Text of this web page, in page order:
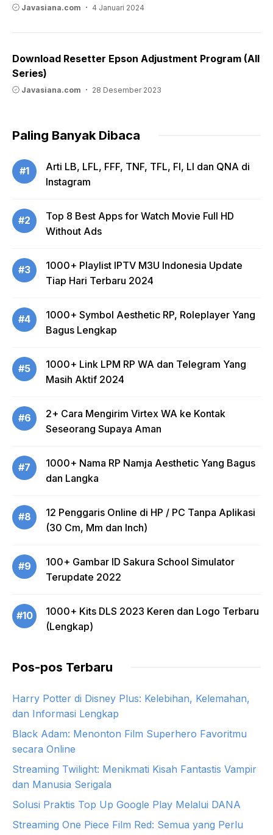
Javasiana.com 4 Januari 2024
Download Resetter Epson Adjustment Program (All
Series)
Javasiana.com 28 Desember 2023
Paling Banyak Dibaca
#1
Arti LB, LFL, FFF, TNF, TFL, FI, LI dan QNA di
Instagram
#2
Top 8 Best Apps for Watch Movie Full HD
Without Ads
#3
1000+ Playlist IPTV M3U Indonesia Update
Tiap Hari Terbaru 2024
#4
1000+ Symbol Aesthetic RP, Roleplayer Yang
Bagus Lengkap
#5
1000+ Link LPM RP WA dan Telegram Yang
Masih Aktif 2024
#6
2+ Cara Mengirim Virtex WA ke Kontak
Seseorang Supaya Aman
#7
1000+ Nama RP Namja Aesthetic Yang Bagus
dan Langka
#8
12 Penggaris Online di HP / PC Tanpa Aplikasi
(30 Cm, Mm dan Inch)
#9
100+ Gambar ID Sakura School Simulator
Terupdate 2022
#10
1000+ Kits DLS 2023 Keren dan Logo Terbaru
(Lengkap)
Pos-pos Terbaru
Harry Potter di Disney Plus: Kelebihan, Kelemahan,
dan Informasi Lengkap
Black Adam: Menonton Film Superhero Favoritmu
secara Online
Streaming Twilight: Menikmati Kisah Fantastis Vampir
dan Manusia Serigala
Solusi Praktis Top Up Google Play Melalui DANA
Streaming One Piece Film Red: Semua yang Perlu